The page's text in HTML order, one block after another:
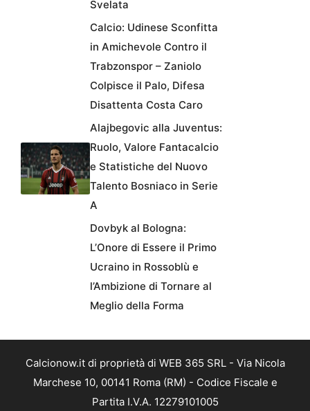
Svelata
Calcio: Udinese Sconfitta
in Amichevole Contro il
Trabzonspor – Zaniolo
Colpisce il Palo, Difesa
Disattenta Costa Caro
Alajbegovic alla Juventus:
Ruolo, Valore Fantacalcio
e Statistiche del Nuovo
Talento Bosniaco in Serie
A
Dovbyk al Bologna:
L’Onore di Essere il Primo
Ucraino in Rossoblù e
l’Ambizione di Tornare al
Meglio della Forma
Calcionow.it di proprietà di WEB 365 SRL - Via Nicola
Marchese 10, 00141 Roma (RM) - Codice Fiscale e
Partita I.V.A. 12279101005